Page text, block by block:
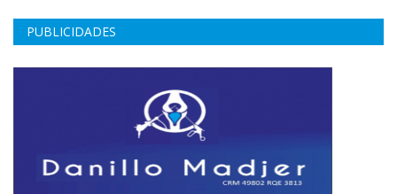
PUBLICIDADES